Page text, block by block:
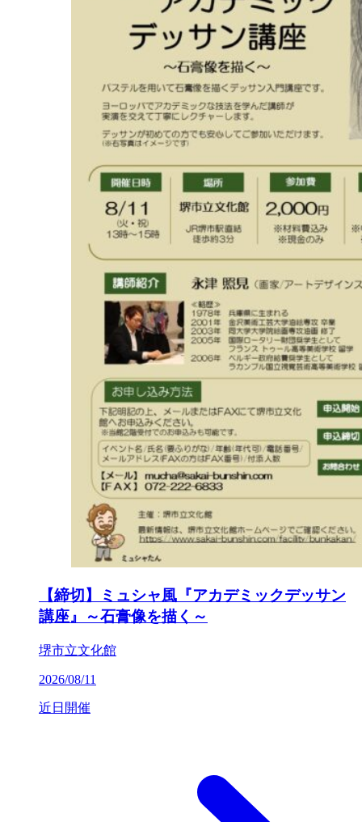
【締切】ミュシャ風『アカデミックデッサン
講座』～石膏像を描く～
堺市立文化館
2026/08/11
近日開催